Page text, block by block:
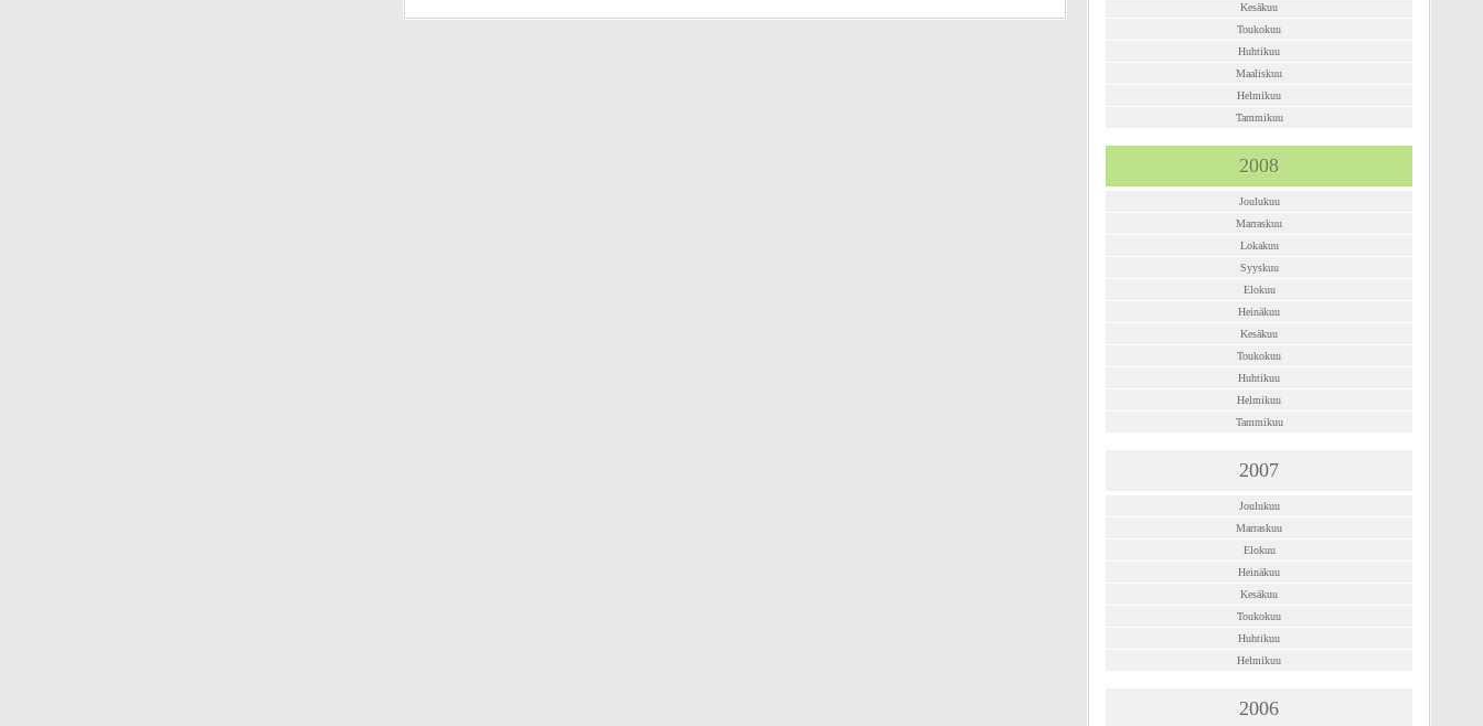
Kesäkuu
Toukokuu
Huhtikuu
Maaliskuu
Helmikuu
Tammikuu
2008
Joulukuu
Marraskuu
Lokakuu
Syyskuu
Elokuu
Heinäkuu
Kesäkuu
Toukokuu
Huhtikuu
Helmikuu
Tammikuu
2007
Joulukuu
Marraskuu
Elokuu
Heinäkuu
Kesäkuu
Toukokuu
Huhtikuu
Helmikuu
2006